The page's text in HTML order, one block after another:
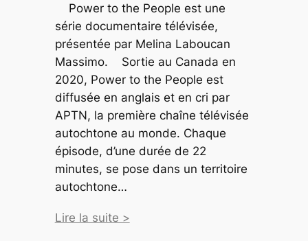
Power to the People est une
série documentaire télévisée,
présentée par Melina Laboucan
Massimo. Sortie au Canada en
2020, Power to the People est
diffusée en anglais et en cri par
APTN, la première chaîne télévisée
autochtone au monde. Chaque
épisode, d’une durée de 22
minutes, se pose dans un territoire
autochtone…
Lire la suite >